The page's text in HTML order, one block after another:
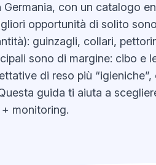
con un catalogo
opportunità di solito
guinzagli, collari,
sono di margine: cibo e
di reso più “igieniche”,
guida ti aiuta a
monitoring.